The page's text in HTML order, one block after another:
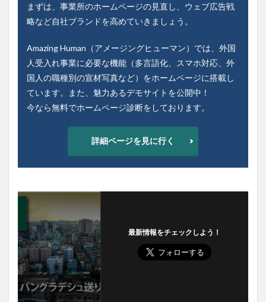
まずは、事業所のホームページの見直し、ウェブ広告戦
略など自社ブランドを高めていきましょう。
Amazing Human（アメージングヒューマン）では、外国
人受入れ事業に必要な機能（多言語化、スマホ対応、外
国人の職種別の宣材写真など）をホームページに搭載し
ています。また、魅力あるデモサイトを公開中！
今なら無料でホームページ診断をしております。
詳細ページを見に行く
最新情報をチェックしよう！